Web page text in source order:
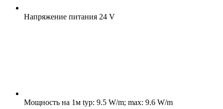
Напряжение питания 24 V
Мощность на 1м typ: 9.5 W/m; max: 9.6 W/m